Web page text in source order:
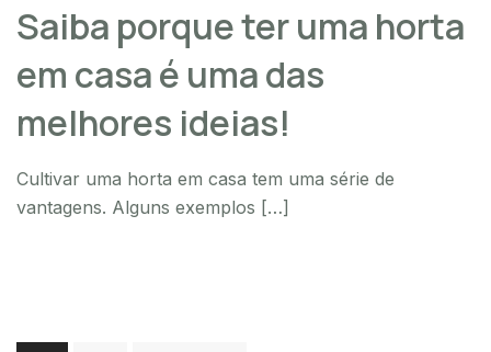
Saiba porque ter uma horta
em casa é uma das
melhores ideias!
Cultivar uma horta em casa tem uma série de
vantagens. Alguns exemplos […]